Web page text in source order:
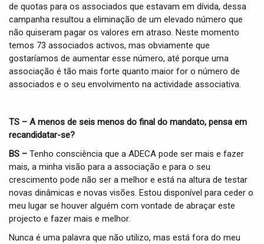
de quotas para os associados que estavam em dívida, dessa
campanha resultou a eliminação de um elevado número que
não quiseram pagar os valores em atraso. Neste momento
temos 73 associados activos, mas obviamente que
gostaríamos de aumentar esse número, até porque uma
associação é tão mais forte quanto maior for o número de
associados e o seu envolvimento na actividade associativa.
TS – A menos de seis menos do final do mandato, pensa em
recandidatar-se?
BS – Tenho consciência que a ADECA pode ser mais e fazer
mais, a minha visão para a associação e para o seu
crescimento pode não ser a melhor e está na altura de testar
novas dinâmicas e novas visões. Estou disponível para ceder o
meu lugar se houver alguém com vontade de abraçar este
projecto e fazer mais e melhor.
Nunca é uma palavra que não utilizo, mas está fora do meu